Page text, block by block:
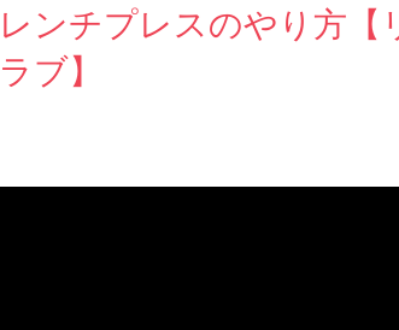
ンチプレスのやり方【
ブ】